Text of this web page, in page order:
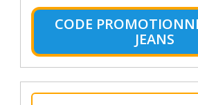
CODE
JEANS